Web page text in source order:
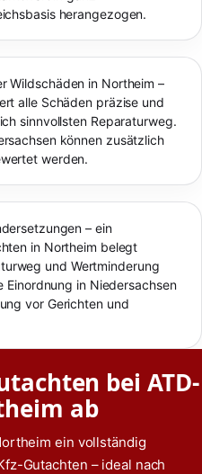
herangezogen.
Wildschäden in Northeim –
alle Schäden präzise und
sinnvollsten Reparaturweg.
können zusätzlich
werden.
– ein
in Northeim belegt
und Wertminderung
Einordnung in Niedersachsen
vor Gerichten und
bei ATD-
ab
ein vollständig
Gutachten – ideal nach